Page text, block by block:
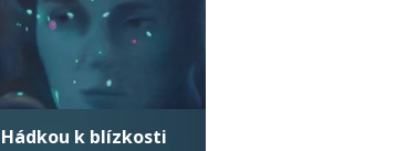
Hádkou k blízkosti